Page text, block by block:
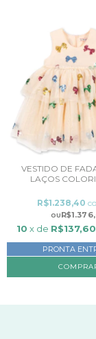
VESTIDO DE
LAÇOS
R$1.238,40
10 x de R$137,60
PRONTA